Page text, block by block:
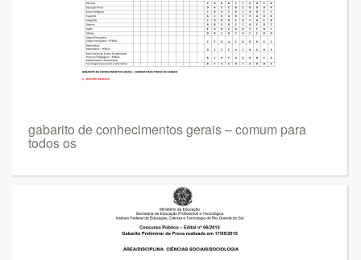
gabarito de conhecimentos gerais – comum para
todos os